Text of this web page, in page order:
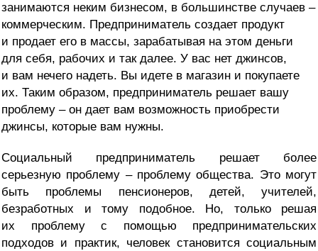
занимаются неким бизнесом, в большинстве случаев –
коммерческим. Предприниматель создает продукт
и продает его в массы, зарабатывая на этом деньги
для себя, рабочих и так далее. У вас нет джинсов,
и вам нечего надеть. Вы идете в магазин и покупаете
их. Таким образом, предприниматель решает вашу
проблему – он дает вам возможность приобрести
джинсы, которые вам нужны.
Социальный предприниматель решает более
серьезную проблему – проблему общества. Это могут
быть проблемы пенсионеров, детей, учителей,
безработных и тому подобное. Но, только решая
их проблему с помощью предпринимательских
подходов и практик, человек становится социальным